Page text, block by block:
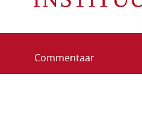
Commentaar